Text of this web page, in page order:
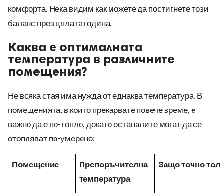
комфорта. Нека видим как можете да постигнете този
баланс през цялата година.
Каква е оптималната
температура в различните
помещения?
Не всяка стая има нужда от еднаква температура. В
помещенията, в които прекарвате повече време, е
важно да е по-топло, докато останалите могат да се
отопляват по-умерено:
Помещение
Препоръчителна
температура
Защо точно